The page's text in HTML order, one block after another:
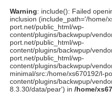
Warning: include(): Failed
inclusion (include_path='/home/
port.net/public_html/wp-
content/plugins/backwpup/
port.net/public_html/wp-
content/plugins/backwpup/
port.net/public_html/wp-
content/plugins/backwpup/
minimal/src:/home/xs670192/l-
content/plugins/backwpup/
8.3.30/data/pear') in /home/